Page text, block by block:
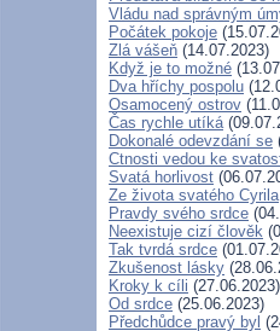
Vládu nad správným
Počátek pokoje
Zlá vášeň (14.07.2023)
Když je to možné
Dva hříchy pospolu
Osamocený ostrov
Čas rychle utíká
Dokonalé odevzdání se
Ctnosti vedou ke
Svatá horlivost
Ze života svatého Cyrila
Pravdy svého srdce
Neexistuje cizí člověk
Tak tvrdá srdce
Zkušenost lásky
Kroky k cíli (27.06.2023)
Od srdce (25.06.2023)
Předchůdce pravý byl